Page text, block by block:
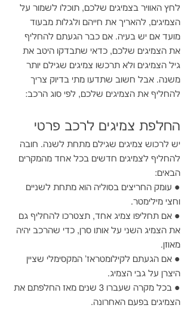
לחץ האוויר בצמיגים שלכם, תוכלו לשמור על
הצמיגים, להאריך את חייהם ולגלות מבעוד
מועד אם יש בעיה. אם כבר הגעתם להחליף
את הצמיגים שלכם, כדאי שתבדקו היטב את
גיל הצמיגים ולא תרכשו צמיגים שגילם יותר
משנה. אבל חשוב שתדעו מתי בדיוק צריך
להחליף את הצמיגים שלכם, לפי סוג הרכב:
החלפת צמיגים לרכב פרטי
יש לרכוש צמיגים שגילם מתחת לשנה. חובה
להחליף לצמיגים חדשים בכל אחד מהמקרים
הבאים:
● עומק החריצים בסוליה הוא מתחת לשניים
וחצי מילימטר.
● אם תחליפו צמיג אחד, תצטרכו להחליף גם
את הצמיג השני על אותו סרן, כדי שהרכב יהיה
מאוזן.
● אם הגעתם לקילומטראז' המקסימלי שציין
היצרן על גבי הצמיג.
● בכל מקרה שעברו 3 שנים מאז החלפתם את
הצמיגים בפעם האחרונה.